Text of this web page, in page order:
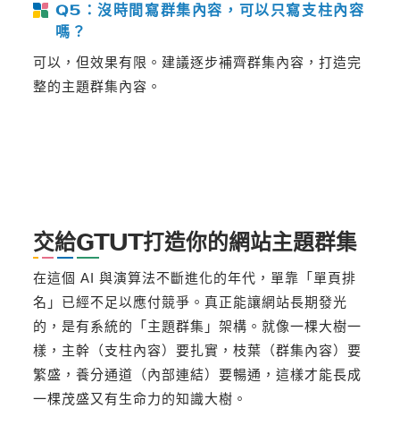
Q5：沒時間寫群集內容，可以只寫支柱內容
嗎？
可以，但效果有限。建議逐步補齊群集內容，打造完
整的主題群集內容。
交給GTUT打造你的網站主題群集
在這個 AI 與演算法不斷進化的年代，單靠「單頁排
名」已經不足以應付競爭。真正能讓網站長期發光
的，是有系統的「主題群集」架構。就像一棵大樹一
樣，主幹（支柱內容）要扎實，枝葉（群集內容）要
繁盛，養分通道（內部連結）要暢通，這樣才能長成
一棵茂盛又有生命力的知識大樹。